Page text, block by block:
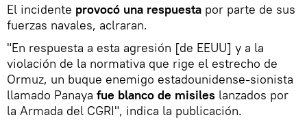
El incidente provocó una respuesta por parte de sus
fuerzas navales, aclraran.
"En respuesta a esta agresión [de EEUU] y a la
violación de la normativa que rige el estrecho de
Ormuz, un buque enemigo estadounidense-sionista
llamado Panaya fue blanco de misiles lanzados por
la Armada del CGRI", indica la publicación.